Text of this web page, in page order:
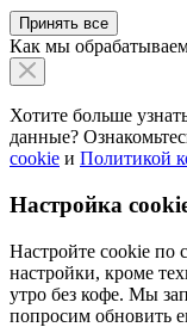
Принять все
Как мы
Хотите больше
данные?
cookie и Политикой
Настройка
Настройте cookie по
настройки, кроме
утро без кофе. Мы
попросим обновить